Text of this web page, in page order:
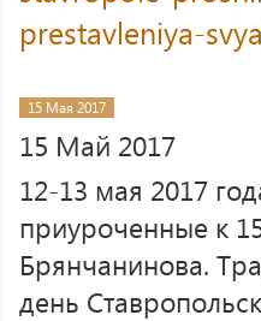
prestavleniya-
15 Мая 2017
15 Май 2017
12-13 мая 2017
приуроченные к
Брянчанинова.
день